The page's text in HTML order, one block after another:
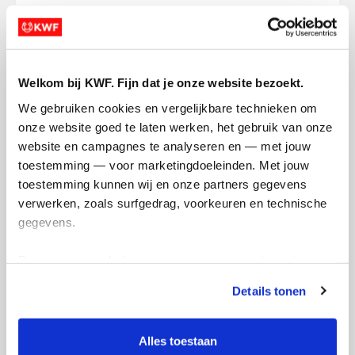
Welkom bij KWF. Fijn dat je onze website bezoekt.
We gebruiken cookies en vergelijkbare technieken om
onze website goed te laten werken, het gebruik van onze
website en campagnes te analyseren en — met jouw
toestemming — voor marketingdoeleinden. Met jouw
toestemming kunnen wij en onze partners gegevens
verwerken, zoals surfgedrag, voorkeuren en technische
gegevens.
tonen. Je kunt je toestemming op elk moment wijzigen of
intrekken via Cookie instellingen onderaan de pagina. De
lijst met cookies is te vinden in het tabblad “details”.
Details tonen
Alles toestaan